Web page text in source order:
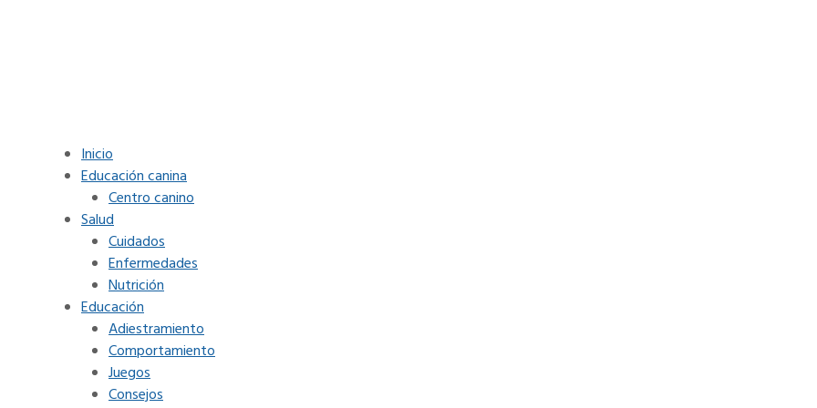
Inicio
Educación canina
Centro canino
Salud
Cuidados
Enfermedades
Nutrición
Educación
Adiestramiento
Comportamiento
Juegos
Consejos